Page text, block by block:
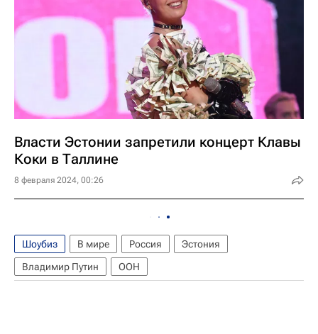
Власти Эстонии запретили концерт Клавы
Коки в Таллине
8 февраля 2024, 00:26
Шоубиз В мире Россия
Эстония
Владимир Путин
ООН